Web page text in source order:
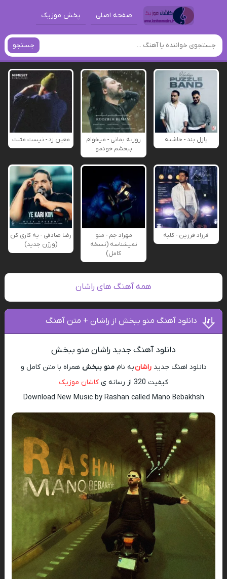
صفحه اصلی پخش موزیک
جستجو
پازل بند - حاشیه
روزبه بمانی - میخوام
ببخشم خودمو
معین زد - نیست مثلت
فرزاد فرزین - کلبه
مهراد جم - منو
نمیشناسه (نسخه
کامل)
رضا صادقی - یه کاری کن
(ورژن جدید)
همه آهنگ های راشان
دانلود آهنگ منو ببخش از راشان + متن آهنگ
دانلود آهنگ جدید راشان منو ببخش
دانلود اهنگ جدیدراشانبه ناممنو ببخش همراه با متن کامل و
کیفیت 320 از رسانه ی
کاشان موزیک
Download New Music by Rashan called Mano Bebakhsh